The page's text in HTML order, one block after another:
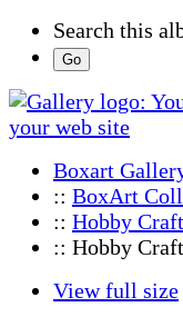
Search this
Boxart
:: BoxArt
:: Hobby Craft
:: Hobby
View full size